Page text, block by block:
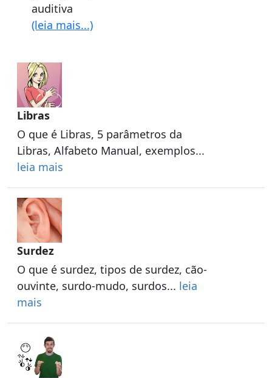
Libras
O que é Libras, 5 parâmetros da
Libras, Alfabeto Manual, exemplos...
leia mais
Surdez
O que é surdez, tipos de surdez, cão-
ouvinte, surdo-mudo, surdos... leia
mais
auditiva
(leia mais...)